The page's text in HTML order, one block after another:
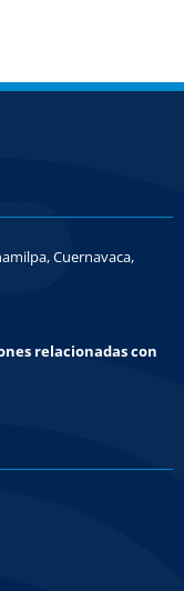
Cuernavaca,
relacionadas con